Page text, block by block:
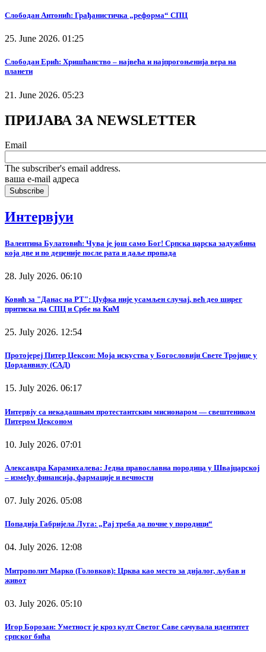
Слободан Антонић: Грађанистичка „реформа“ СПЦ
25. June 2026. 01:25
Слободан Ерић: Хришћанство – највећа и најпрогоњенија вера на
планети
21. June 2026. 05:23
ПРИЈАВА ЗА NEWSLETTER
Email
The subscriber's email address.
ваша е-mail адреса
Интервјуи
Валентина Булатовић: Чува је још само Бог! Српска царска задужбина
која две и по деценије после рата и даље пропада
28. July 2026. 06:10
Ковић за "Данас на РТ": Џуфка није усамљен случај, већ део ширег
притиска на СПЦ и Србе на КиМ
25. July 2026. 12:54
Протојереј Питер Џексон: Моја искуства у Богословији Свете Тројице у
Џорданвилу (САД)
15. July 2026. 06:17
Интервју са некадашњим протестантским мисионаром — свештеником
Питером Џексоном
10. July 2026. 07:01
Александра Карамихалева: Једна православна породица у Швајцарској
– између финансија, фармације и вечности
07. July 2026. 05:08
Попадија Габријела Луга: „Рај треба да почне у породици“
04. July 2026. 12:08
Митрополит Марко (Головков): Црква као место за дијалог, љубав и
живот
03. July 2026. 05:10
Игор Борозан: Уметност је кроз култ Светог Саве сачувала идентитет
српског бића